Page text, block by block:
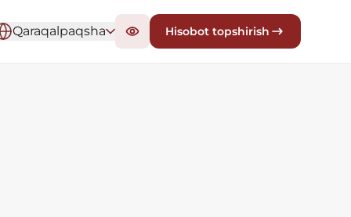
Qaraqalpaqsha Hisobot topshirish